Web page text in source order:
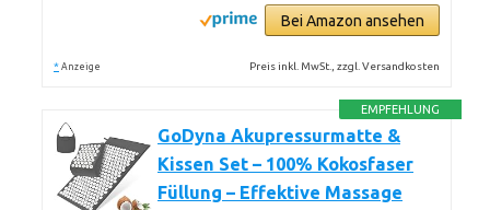
Bei Amazon ansehen
* Anzeige Preis inkl. MwSt., zzgl. Versandkosten
EMPFEHLUNG
GoDyna Akupressurmatte &
Kissen Set – 100% Kokosfaser
Füllung – Effektive Massage